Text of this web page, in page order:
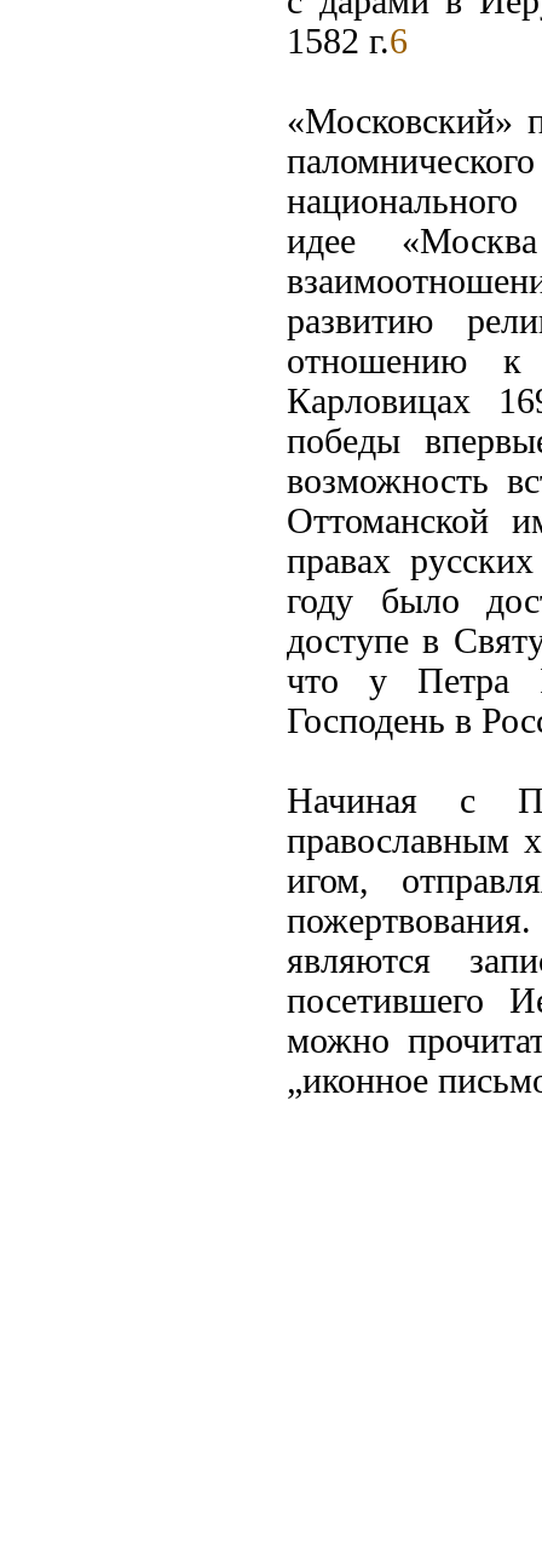
1582 г.6
«Московский»
идее
развитию
отношению к
Карловицах
победы
возможность
Оттоманской
правах
году было
доступе в
что у Петра
Господень в
Начиная с
православным
игом,
являются
посетившего
можно
„иконное